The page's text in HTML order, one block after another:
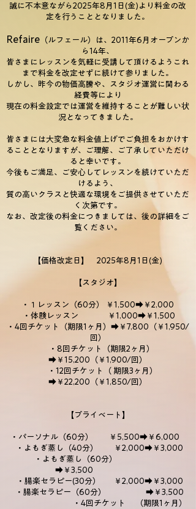
誠に不本意ながら2025年8月1日(金)より料金の改
定を行うこととなりました。
Refaire（ルフェール）は、2011年6月オープンか
ら14年、
皆さまにレッスンを気軽に受講して頂けるようこれ
まで料金を改定せずに続けて参りました。
しかし、昨今の物価高騰や、スタジオ運営に関わる
経費等により
現在の料金設定では運営を維持することが難しい状
況となってきました。
皆さまには大変急な料金値上げでご負担をおかけす
ることとなりますが、
ご理解、ご了承していただけ
ると幸いです。
今後もご満足、ご安心してレッスンを続けていただ
けるよう、
質の高いクラスと快適な環境をご提供させていただ
く次第です。
なお、改定後の料金につきましては、後の詳細をご
覧ください。
【価格改定日】 2025年8月1日(金)
【スタジオ】
・１レッスン（60分） ￥1,500➡￥2,000
・体験レッスン ￥1,000➡￥1,500
・4回チケット（期限1ヶ月）➡￥7,800（￥1,950/
回）
・8回チケット（期限2ヶ月）
➡￥15,200（￥1,900/回）
・12回チケット（ 期限3ヶ月）
➡￥22,200（￥1,850/回）
【プライベート】
・パーソナル（60分） ￥5,500➡￥6,000
・よもぎ蒸し（40分） ￥2,000➡￥3,000
・よもぎ蒸し（60分）
➡￥3,500
・腸楽セラピー(30分） ￥2,000➡￥3,000
・腸楽セラピー（60分） ➡￥3,500
・4回チケット （期限1ヶ月）